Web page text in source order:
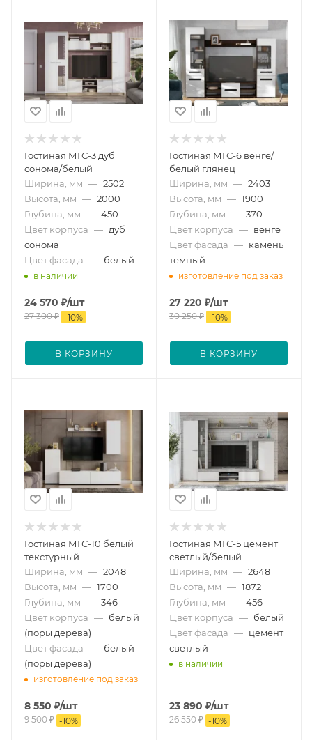
Гостиная МГС-3 дуб
сонома/белый
Ширина, мм — 2502
Высота, мм — 2000
Глубина, мм — 450
Цвет корпуса — дуб
сонома
Цвет фасада — белый
в наличии
24 570 ₽/шт
27 300₽ -10%
В КОРЗИНУ
Гостиная МГС-6 венге/
белый глянец
Ширина, мм — 2403
Высота, мм — 1900
Глубина, мм — 370
Цвет корпуса — венге
Цвет фасада — камень
темный
изготовление под заказ
27 220 ₽/шт
30 250₽ -10%
В КОРЗИНУ
Гостиная МГС-10 белый
текстурный
Ширина, мм — 2048
Высота, мм — 1700
Глубина, мм — 346
Цвет корпуса — белый
(поры дерева)
Цвет фасада — белый
(поры дерева)
изготовление под заказ
8 550 ₽/шт
9 500₽ -10%
Гостиная МГС-5 цемент
светлый/белый
Ширина, мм — 2648
Высота, мм — 1872
Глубина, мм — 456
Цвет корпуса — белый
Цвет фасада — цемент
светлый
в наличии
23 890 ₽/шт
26 550₽ -10%